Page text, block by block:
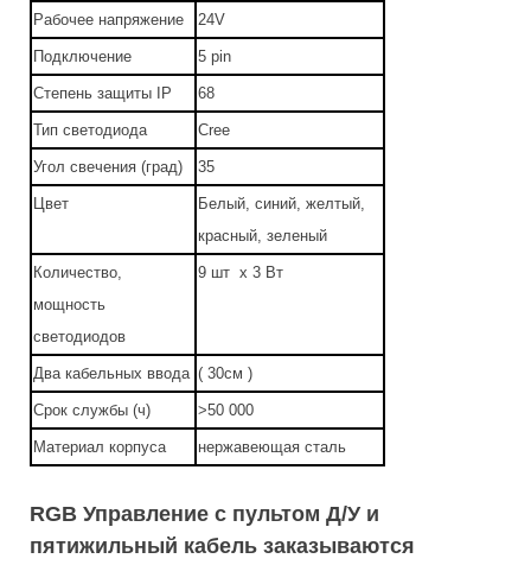
Рабочее напряжение 24V
Подключение 5 pin
Степень защиты IP 68
Тип светодиода Cree
Угол свечения (град) 35
Цвет
Белый, синий, желтый,
красный, зеленый
Количество,
мощность
светодиодов
9 шт х 3 Вт
Два кабельных ввода ( 30см )
Срок службы (ч) >50 000
Материал корпуса нержавеющая сталь
RGB Управление с пультом Д/У и
пятижильный кабель заказываются